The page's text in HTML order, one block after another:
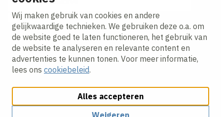
Wij maken gebruik van cookies en andere
gelijkwaardige technieken. We gebruiken deze o.a. om
de website goed te laten functioneren, het gebruik van
de website te analyseren en relevante content en
advertenties te kunnen tonen. Voor meer informatie,
lees ons cookiebeleid.
Alles accepteren
Weigeren
Ik ga akkoord met hetprivacy statement.
Cookies aanpassenCookie beleidPrivacy policy
Algemene inkoopvoorwaarden